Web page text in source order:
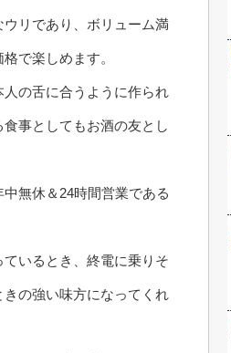
リであり、ボリューム満
で楽しめます。
の舌に合うように作られ
事としてもお酒の友とし
無休＆24時間営業である
いるとき、終電に乗りそ
の強い味方になってくれ